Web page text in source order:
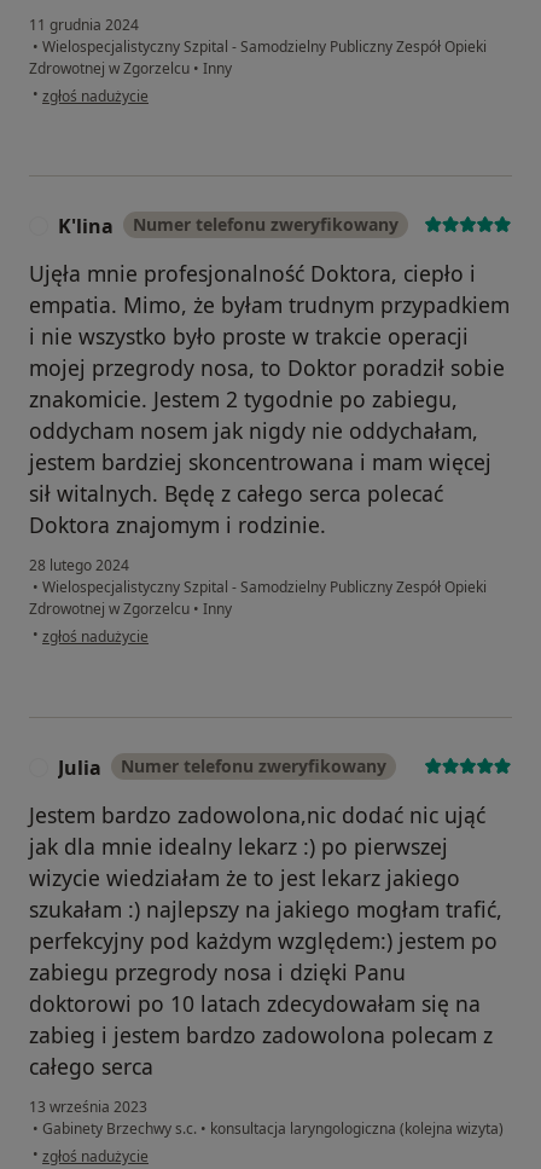
11 grudnia 2024
• Wielospecjalistyczny Szpital - Samodzielny Publiczny Zespół Opieki
Zdrowotnej w Zgorzelcu • Inny
• w opinii użytkownika Joanna
zgłoś nadużycie
K'lina Numer telefonu zweryfikowany
Ujęła mnie profesjonalność Doktora, ciepło i
empatia. Mimo, że byłam trudnym przypadkiem
i nie wszystko było proste w trakcie operacji
mojej przegrody nosa, to Doktor poradził sobie
znakomicie. Jestem 2 tygodnie po zabiegu,
oddycham nosem jak nigdy nie oddychałam,
jestem bardziej skoncentrowana i mam więcej
sił witalnych. Będę z całego serca polecać
Doktora znajomym i rodzinie.
28 lutego 2024
• Wielospecjalistyczny Szpital - Samodzielny Publiczny Zespół Opieki
Zdrowotnej w Zgorzelcu • Inny
• w opinii użytkownika K'lina
zgłoś nadużycie
Julia Numer telefonu zweryfikowany
Jestem bardzo zadowolona,nic dodać nic ująć
jak dla mnie idealny lekarz :) po pierwszej
wizycie wiedziałam że to jest lekarz jakiego
szukałam :) najlepszy na jakiego mogłam trafić,
perfekcyjny pod każdym względem:) jestem po
zabiegu przegrody nosa i dzięki Panu
doktorowi po 10 latach zdecydowałam się na
zabieg i jestem bardzo zadowolona polecam z
całego serca
13 września 2023
• Gabinety Brzechwy s.c. • konsultacja laryngologiczna (kolejna wizyta)
• w opinii użytkownika Julia
zgłoś nadużycie